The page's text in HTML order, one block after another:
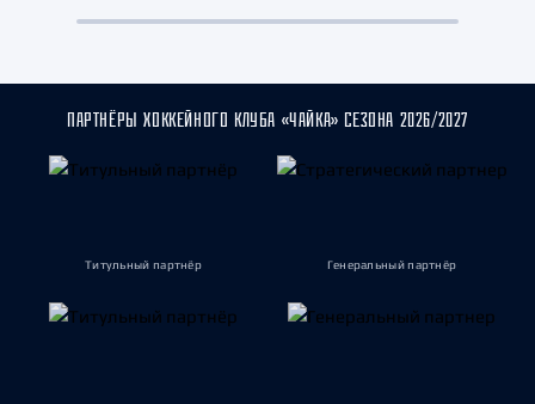
ПАРТНЁРЫ ХОККЕЙНОГО КЛУБА «ЧАЙКА» СЕЗОНА 2026/2027
Титульный партнёр Генеральный партнёр